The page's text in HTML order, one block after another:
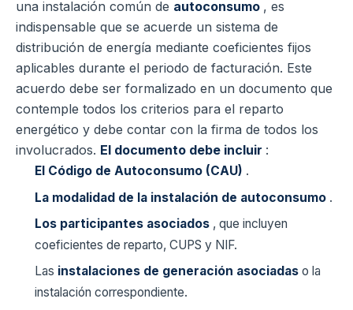
una instalación común de autoconsumo , es
indispensable que se acuerde un sistema de
distribución de energía mediante coeficientes fijos
aplicables durante el periodo de facturación. Este
acuerdo debe ser formalizado en un documento que
contemple todos los criterios para el reparto
energético y debe contar con la firma de todos los
involucrados. El documento debe incluir :
El Código de Autoconsumo (CAU) .
La modalidad de la instalación de autoconsumo .
Los participantes asociados , que incluyen
coeficientes de reparto, CUPS y NIF.
Las instalaciones de generación asociadas o la
instalación correspondiente.